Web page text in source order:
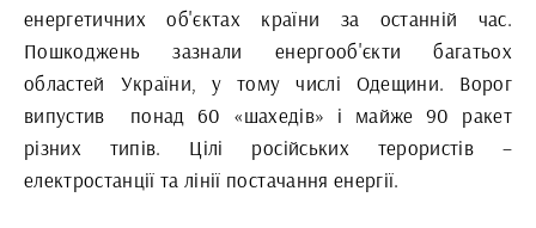
енергетичних об'єктах країни за останній час.
Пошкоджень зазнали енергооб'єкти багатьох
областей України, у тому числі Одещини. Ворог
випустив
понад 60 «шахедів» і майже 90 ракет
різних типів. Цілі російських терористів –
електростанції та лінії постачання енергії.